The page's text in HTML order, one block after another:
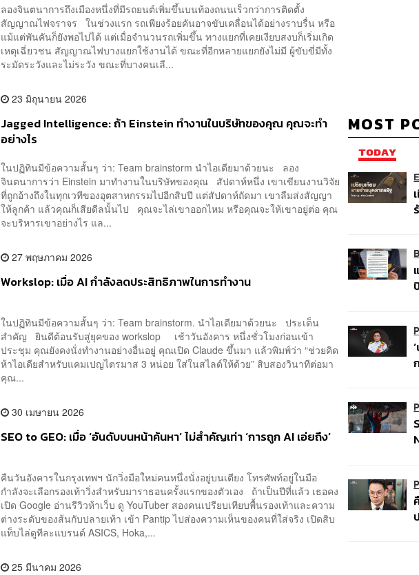
ลองจินตนาการถึงเมืองหนึ่งที่มีรถยนต์เพิ่มขึ้นบนท้องถนนเร็วกว่าการติดตั้ง
สัญญาณไฟจราจร ในช่วงแรก รถเพียงร้อยคันอาจขับเคลื่อนได้อย่างราบรื่น หรือ
แม้แต่พันคันก็ยังพอไปได้ แต่เมื่อจำนวนรถเพิ่มขึ้น ทางแยกที่เคยเงียบสงบก็เริ่มเกิด
เหตุเฉี่ยวชน สัญญาณไฟบางแยกใช้งานได้ ขณะที่อีกหลายแยกยังไม่มี ผู้ขับขี่มีทั้ง
ระมัดระวังและไม่ระวัง ขณะที่บางคนเลื...
23 มิถุนายน 2026
Jagged Intelligence: ถ้า Einstein ทำงานในบริษัทของคุณ คุณจะทำ
อย่างไร
ในปฏิทินมีข้อความสั้นๆ ว่า: Team brainstorm นำไอเดียมาด้วยนะ ลอง
จินตนาการว่า Einstein มาทำงานในบริษัทของคุณ สัปดาห์หนึ่ง เขาเขียนงานวิจัย
ที่ถูกอ้างถึงในทุกเวทีของอุตสาหกรรมไปอีกสิบปี แต่สัปดาห์ถัดมา เขาลืมส่งสัญญา
ให้ลูกค้า แล้วคุณก็เสียดีลนั้นไป คุณจะไล่เขาออกไหม หรือคุณจะให้เขาอยู่ต่อ คุณ
จะบริหารเขาอย่างไร แล...
27 พฤษภาคม 2026
Workslop: เมื่อ AI กำลังลดประสิทธิภาพในการทำงาน
ในปฏิทินมีข้อความสั้นๆ ว่า: Team brainstorm. นำไอเดียมาด้วยนะ ประเด็น
สำคัญ ยินดีต้อนรับสู่ยุคของ workslop เช้าวันอังคาร หนึ่งชั่วโมงก่อนเข้า
ประชุม คุณยังคงนั่งทำงานอย่างอื่นอยู่ คุณเปิด Claude ขึ้นมา แล้วพิมพ์ว่า “ช่วยคิด
ห้าไอเดียสำหรับแคมเปญไตรมาส 3 หน่อย ใส่ในสไลด์ให้ด้วย” สิบสองวินาทีต่อมา
คุณ...
30 เมษายน 2026
SEO to GEO: เมื่อ ‘อันดับบนหน้าค้นหา’ ไม่สำคัญเท่า ‘การถูก AI เอ่ยถึง’
คืนวันอังคารในกรุงเทพฯ นักวิ่งมือใหม่คนหนึ่งนั่งอยู่บนเตียง โทรศัพท์อยู่ในมือ
กำลังจะเลือกรองเท้าวิ่งสำหรับมาราธอนครั้งแรกของตัวเอง ถ้าเป็นปีที่แล้ว เธอคง
เปิด Google อ่านรีวิวห้าเว็บ ดู YouTuber สองคนเปรียบเทียบพื้นรองเท้าและความ
ต่างระดับของส้นกับปลายเท้า เข้า Pantip ไปส่องความเห็นของคนที่ใส่จริง เปิดสิบ
แท็บไล่ดูทีละแบรนด์ ASICS, Hoka,...
25 มีนาคม 2026
MOST
TODAY